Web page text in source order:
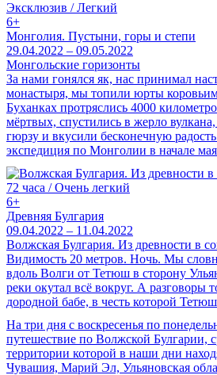
Эксклюзив / Легкий
6+
Монголия. Пустыни, горы и степи
29.04.2022 – 09.05.2022
Монгольские горизонты
За нами гонялся як, нас принимал
монастыря, мы топили юрты
Буханках протряслись 4000
мёртвых, спустились в жерло
гюрзу и вкусили бесконечную
экспедиция по Монголии в начале
72 часа / Очень легкий
6+
Древняя Булгария
09.04.2022 – 11.04.2022
Волжская Булгария. Из древности в
Видимость 20 метров. Ночь. Мы
вдоль Волги от Тетюш в сторону
реки окутал всё вокруг. А разговоры
дородной бабе, в честь которой
На три дня с воскресенья по
путешествие по Волжской Булгарии,
территории которой в наши дни
Чувашия, Марий Эл, Ульяновская